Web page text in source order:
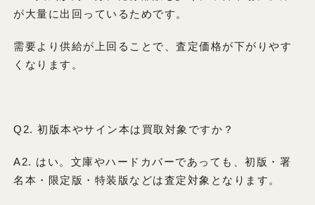
が大量に出回っているためです。
需要より供給が上回ることで、査定価格が下がりやす
くなります。
Q2. 初版本やサイン本は買取対象ですか？
A2. はい。文庫やハードカバーであっても、初版・署
名本・限定版・特装版などは査定対象となります。